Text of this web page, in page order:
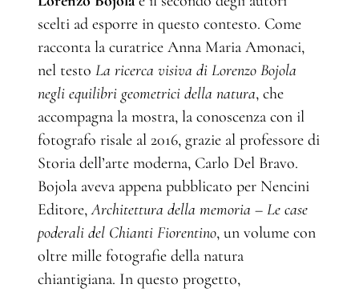
scelti ad esporre in questo contesto. Come
racconta la curatrice Anna Maria Amonaci,
nel testo La ricerca visiva di Lorenzo Bojola
negli equilibri geometrici della natura, che
accompagna la mostra, la conoscenza con il
fotografo risale al 2016, grazie al professore di
Storia dell’arte moderna, Carlo Del Bravo.
Bojola aveva appena pubblicato per Nencini
Editore,Architettura della memoria – Le case
poderali del Chianti Fiorentino, un volume con
oltre mille fotografie della natura
chiantigiana. In questo progetto,